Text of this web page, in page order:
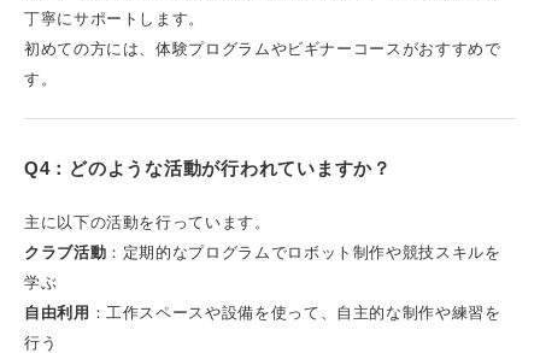
丁寧にサポートします。
初めての方には、体験プログラムやビギナーコースがおすすめで
す。
Q4：どのような活動が行われていますか？
主に以下の活動を行っています。
クラブ活動 ：定期的なプログラムでロボット制作や競技スキルを
学ぶ
自由利用 ：工作スペースや設備を使って、自主的な制作や練習を
行う